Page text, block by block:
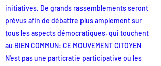
initiatives. De grands rassemblements seront
prévus afin de débattre plus amplement sur
tous les aspects démocratiques, qui touchent
au BIEN COMMUN: CE MOUVEMENT CITOYEN
N'est pas une particratie participative ou les